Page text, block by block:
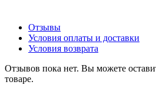
Отзывы
Условия оплаты и доставки
Условия возврата
Отзывов пока нет. Вы можете
товаре.